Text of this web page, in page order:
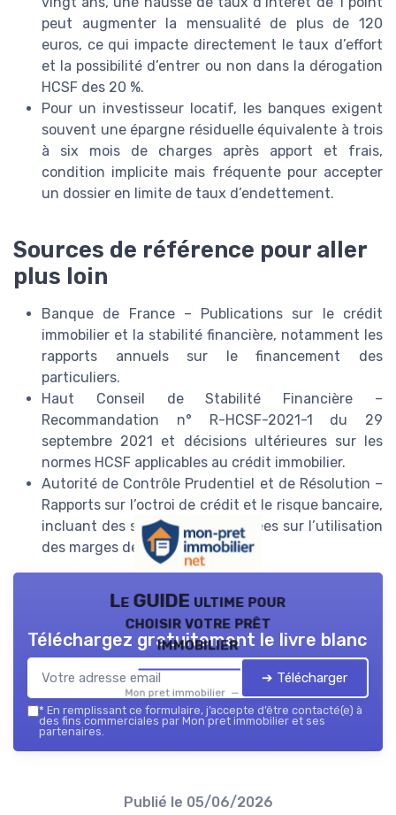
peut augmenter la mensualité de plus de 120
euros, ce qui impacte directement le taux d’effort
et la possibilité d’entrer ou non dans la dérogation
HCSF des 20 %.
Pour un investisseur locatif, les banques exigent
souvent une épargne résiduelle équivalente à trois
à six mois de charges après apport et frais,
condition implicite mais fréquente pour accepter
un dossier en limite de taux d’endettement.
Sources de référence pour aller
plus loin
Banque de France – Publications sur le crédit
immobilier et la stabilité financière, notamment les
rapports annuels sur le financement des
particuliers.
Haut Conseil de Stabilité Financière –
Recommandation n° R-HCSF-2021-1 du 29
septembre 2021 et décisions ultérieures sur les
normes HCSF applicables au crédit immobilier.
Autorité de Contrôle Prudentiel et de Résolution –
Rapports sur l’octroi de crédit et le risque bancaire,
incluant des statistiques détaillées sur l’utilisation
des marges de flexibilité.
Le GUIDE ultime pour
choisir votre prêt
immobilier
Mon pret immobilier — 2026
Téléchargez gratuitement le livre blanc
➔ Télécharger
* En remplissant ce formulaire, j’accepte d’être contacté(e) à
des fins commerciales par Mon pret immobilier et ses
partenaires.
Publié le 05/06/2026